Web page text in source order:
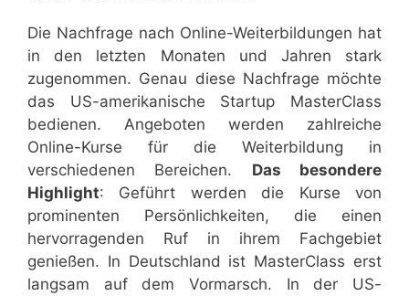
Die Nachfrage nach Online-Weiterbildungen hat
in den letzten Monaten und Jahren stark
zugenommen. Genau diese Nachfrage möchte
das US-amerikanische Startup MasterClass
bedienen. Angeboten werden zahlreiche
Online-Kurse für die Weiterbildung in
verschiedenen Bereichen. Das besondere
Highlight: Geführt werden die Kurse von
prominenten Persönlichkeiten, die einen
hervorragenden Ruf in ihrem Fachgebiet
genießen. In Deutschland ist MasterClass erst
langsam auf dem Vormarsch. In der US-